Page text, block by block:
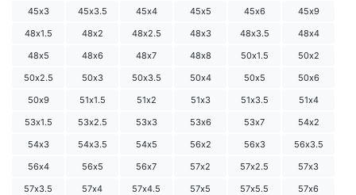
45х3
45х3.5 45х4 45х5 45х6
45х9
48х1.5
48х2 48х2.5 48х3 48х3.5
48х4
48х5
48х6 48х7 48х8 50х1.5
50х2
50х2.5
50х3 50х3.5 50х4 50х5
50х6
50х9
51х1.5 51х2 51х3 51х3.5
51х4
53х1.5
53х2.5 53х3 53х6 53х7
54х2
54х3
54х3.5 54х5 56х2 56х3
56х3.5
56х4
56х5 56х7 57х2 57х2.5
57х3
57х3.5
57х4 57х4.5 57х5 57х5.5
57х6